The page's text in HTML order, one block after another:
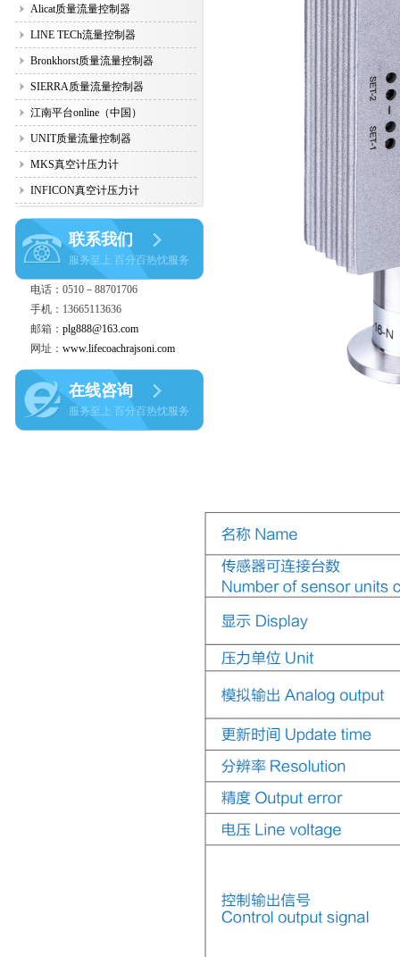
Alicat质量流量控制器
LINE TECh流量控制器
Bronkhorst质量流量控制器
SIERRA质量流量控制器
江南平台online（中国）
UNIT质量流量控制器
MKS真空计压力计
INFICON真空计压力计
联系我们
服务至上 百分百热忱服务
电话：0510－88701706
手机：13665113636
邮箱： plg888@163.com
网址： www.lifecoachrajsoni.com
在线咨询
服务至上 百分百热忱服务